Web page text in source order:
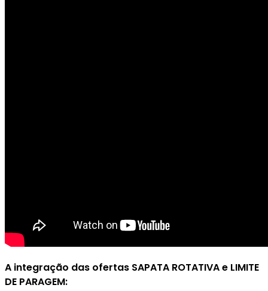
A integração das ofertas SAPATA ROTATIVAe LIMITE
DE PARAGEM: